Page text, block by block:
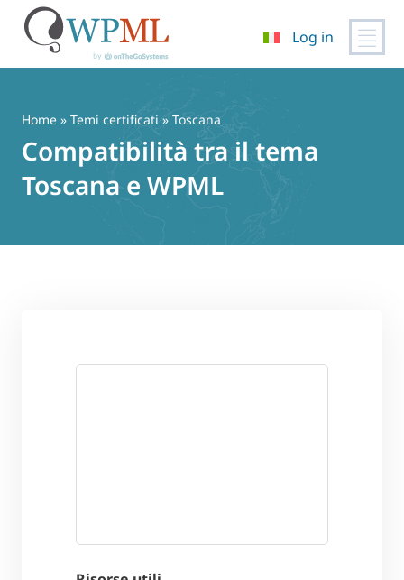
contenuto
Log in
Home » Temi certificati » Toscana
Compatibilità tra il tema
Toscana e WPML